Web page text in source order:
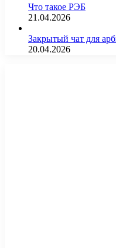
Что такое РЭБ
21.04.2026
Закрытый чат для
20.04.2026